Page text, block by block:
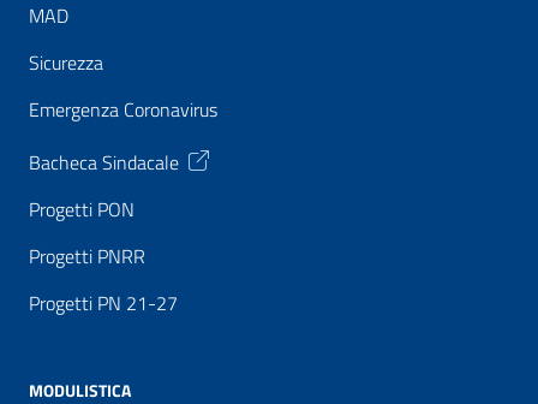
MAD
Sicurezza
Emergenza Coronavirus
Bacheca Sindacale
Progetti PON
Progetti PNRR
Progetti PN 21-27
MODULISTICA